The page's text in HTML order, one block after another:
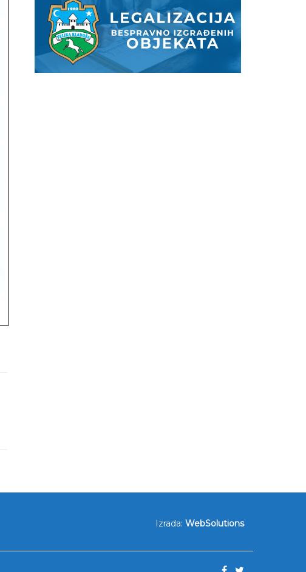
Izrada: WebSolutions